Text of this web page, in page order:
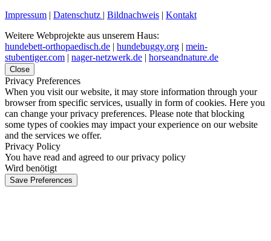
Impressum | Datenschutz | Bildnachweis | Kontakt
Weitere Webprojekte aus unserem Haus:
hundebett-orthopaedisch.de | hundebuggy.org | mein-
stubentiger.com | nager-netzwerk.de | horseandnature.de
Close
Privacy Preferences
When you visit our website, it may store information through your
browser from specific services, usually in form of cookies. Here you
can change your privacy preferences. Please note that blocking
some types of cookies may impact your experience on our website
and the services we offer.
Privacy Policy
You have read and agreed to our privacy policy
Wird benötigt
Save Preferences